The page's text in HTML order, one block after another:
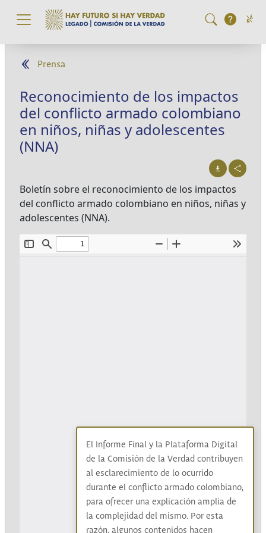
Pasar al contenido principal
Prensa
Reconocimiento de los impactos
del conflicto armado colombiano
en niños, niñas y adolescentes
(NNA)
Boletín sobre el reconocimiento de los impactos
del conflicto armado colombiano en niños, niñas y
adolescentes (NNA).
El Informe Final y la Plataforma Digital
de la Comisión de la Verdad contribuyen
al esclarecimiento de lo ocurrido
durante el conflicto armado colombiano,
para ofrecer una explicación amplia de
la complejidad del mismo. Por esta
razón, algunos contenidos hacen